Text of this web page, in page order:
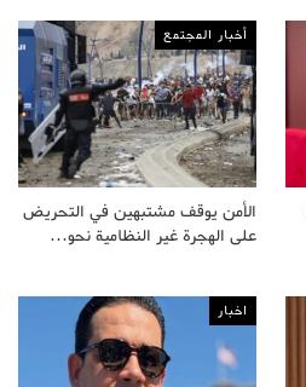
أخبار المجتمع
الأمن يوقف مشتبهين في التحريض
على الهجرة غير النظامية نحو…
اخبار